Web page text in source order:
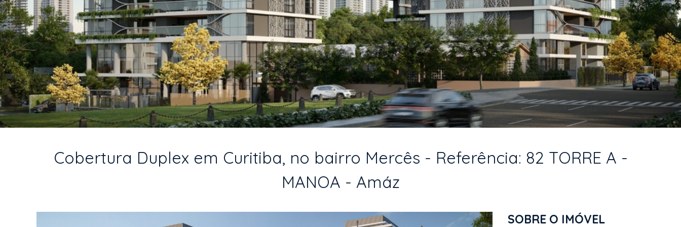
Cobertura Duplex em Curitiba, no bairro Mercês - Referência: 82 TORRE A -
MANOA - Amáz
SOBRE O IMÓVEL